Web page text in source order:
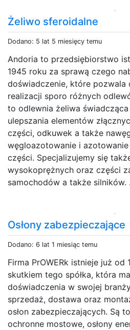
Żeliwo sferoidalne
Dodano: 5 lat 5 miesięcy temu
Andoria to przedsiębiorstwo
1945 roku za sprawą czego
doświadczenie, które pozwala
realizacji sporo różnych
to odlewnia żeliwa świadcząca
ulepszania elementów
części, odkuwek a także
węgloazotowanie i
części. Specjalizujemy się
wysokoprężnych oraz części
samochodów a także silników.
Osłony zabezpieczające
Dodano: 6 lat 1 miesiąc temu
Firma PrOWERk istnieje już od
skutkiem tego spółka, która
doświadczenia w swojej
sprzedaż, dostawa oraz
osłon zabezpieczających. Są
ochronne mostowe, osłony